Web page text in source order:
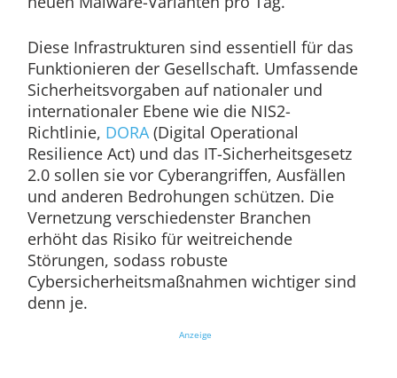
Diese Infrastrukturen sind essentiell für das
Funktionieren der Gesellschaft. Umfassende
Sicherheitsvorgaben auf nationaler und
internationaler Ebene wie die NIS2-
Richtlinie, DORA(Digital Operational
Resilience Act) und das IT-Sicherheitsgesetz
2.0 sollen sie vor Cyberangriffen, Ausfällen
und anderen Bedrohungen schützen. Die
Vernetzung verschiedenster Branchen
erhöht das Risiko für weitreichende
Störungen, sodass robuste
Cybersicherheitsmaßnahmen wichtiger sind
denn je.
Anzeige